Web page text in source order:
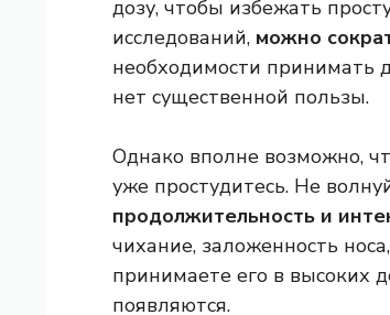
дозу, чтобы избежать
исследований, можно
необходимости принимать
нет существенной пользы.
Однако вполне возможно,
уже простудитесь. Не
продолжительность и
чихание, заложенность
принимаете его в высоких
появляются.